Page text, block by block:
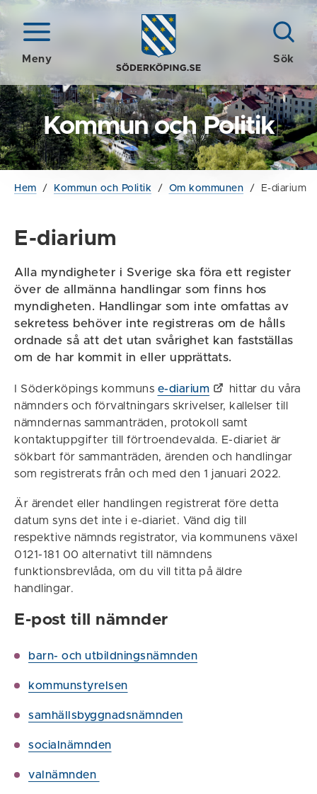
Meny Sök
Kommun och Politik
Hem / Kommun och Politik / Om kommunen / E-diarium
E-diarium
Alla myndigheter i Sverige ska föra ett register
över de allmänna handlingar som finns hos
myndigheten. Handlingar som inte omfattas av
sekretess behöver inte registreras om de hålls
ordnade så att det utan svårighet kan fastställas
om de har kommit in eller upprättats.
I Söderköpings kommuns e-diarium
hittar du våra
nämnders och förvaltningars skrivelser, kallelser till
nämndernas sammanträden, protokoll samt
kontaktuppgifter till förtroendevalda. E-diariet är
sökbart för sammanträden, ärenden och handlingar
som registrerats från och med den 1 januari 2022.
Är ärendet eller handlingen registrerat före detta
datum syns det inte i e-diariet. Vänd dig till
respektive nämnds registrator, via kommunens växel
0121-181 00 alternativt till nämndens
funktionsbrevlåda, om du vill titta på äldre
handlingar.
E-post till nämnder
barn- och utbildningsnämnden
kommunstyrelsen
samhällsbyggnadsnämnden
socialnämnden
valnämnden